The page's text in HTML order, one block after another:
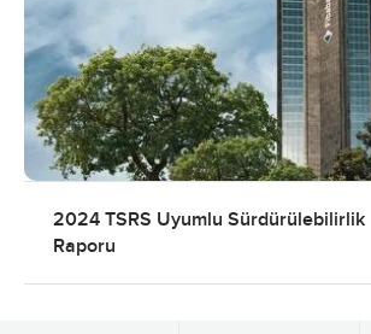
2024 TSRS Uyumlu Sürdürülebilirlik
Raporu